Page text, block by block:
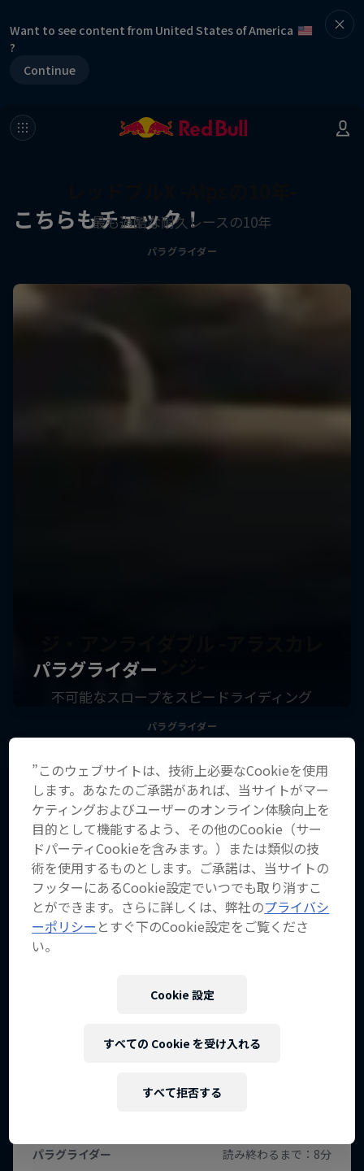
Want to see content from United States of America
?
Continue
こちらもチェック！
最も過酷な耐久レースの10年
パラグライダー
不可能なスロープをスピードライディング
パラグライダー
”このウェブサイトは、技術上必要なCookieを使用
します。あなたのご承諾があれば、当サイトがマー
ケティングおよびユーザーのオンライン体験向上を
目的として機能するよう、その他のCookie（サー
ドパーティCookieを含みます。）または類似の技
術を使用するものとします。ご承諾は、当サイトの
フッターにあるCookie設定でいつでも取り消すこ
とができます。さらに詳しくは、弊社のプライバシ
ーポリシー とすぐ下のCookie設定をご覧くださ
い。
Cookie 設定
すべて拒否する
すべての Cookie を受け入れる